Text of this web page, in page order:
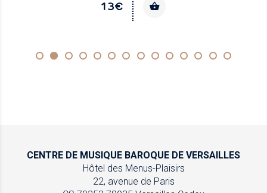
13€
CENTRE DE MUSIQUE BAROQUE DE VERSAILLES
Hôtel des Menus-Plaisirs
22, avenue de Paris